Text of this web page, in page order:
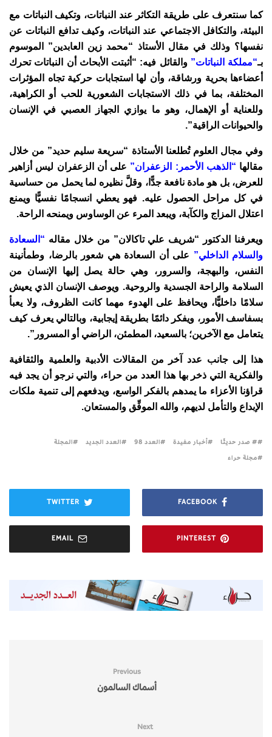
كما سنتعرف على طريقة التكاثر عند النباتات، وتكيف النباتات مع
البيئة، والتكافل الاجتماعي عند النباتات، وكيف تدافع النباتات عن
نفسها؟ وذلك في مقال الأستاذ “محمد زين العابدين” الموسوم
بـ“مملكة النباتات” والقائل فيه: “أثبتت الأبحاث أن النباتات تحرك
أعضاءها بحرية ورشاقة، وأن لها استجابات حركية تجاه المؤثرات
المختلفة، بما في ذلك الاستجابات الشعورية للحب أو الكراهية،
وللعناية أو الإهمال، وهو ما يوازي الجهاز العصبي في الإنسان
والحيوانات الراقية”.
وفي مجال العلوم تُطلعنا الأستاذة “سريعة سليم حديد” من خلال
مقالها “الذهب الأحمر: الزعفران” على أن الزعفران ليس أزاهير
للعرض، بل هو مادة نافعة جدًّا، وقلَّ نظيره لما يحمل من حساسية
في كل مراحل الحصول عليه. فهو يعطي انسجامًا نفسيًّا ويمنع
اعتلال المزاج والكآبة، ويبعد المرء عن الوساوس ويمنحه الراحة.
ويعرفنا الدكتور “شريف علي تاكالان” من خلال مقاله “السعادة
والسلام الداخلي” على أن السعادة هي شعور بالرضا، وطمأنينة
النفس، والبهجة، والسرور، وهي حالة يصل إليها الإنسان من
السلامة والراحة الجسدية والروحية. ويوصف الإنسان الذي يعيش
سلامًا داخليًّا، ويحافظ على الهدوء مهما كانت الظروف، ولا يعبأ
بسفاسف الأمور، ويفكر دائمًا بطريقة إيجابية، وبالتالي يعرف كيف
يتعامل مع الآخرين؛ بالسعيد، المطمئن، الراضي أو المسرور”.
هذا إلى جانب عدد آخر من المقالات الأدبية والعلمية والثقافية
والفكرية التي ذخر بها هذا العدد من حراء، والتي نرجو أن يجد فيه
قراؤنا الأعزاء ما يمدهم بالفكر الواسع، ويدفعهم إلى تنمية ملكات
الإبداع والتأمل لديهم، والله الموفِّق والمستعان.
# صدر حديثًا أخبار مفيدة العدد 98 العدد الجديد
المجلة
مجلة حراء
FACEBOOK
TWITTER
PINTEREST
EMAIL
Previous
أسماك السالمون
Next